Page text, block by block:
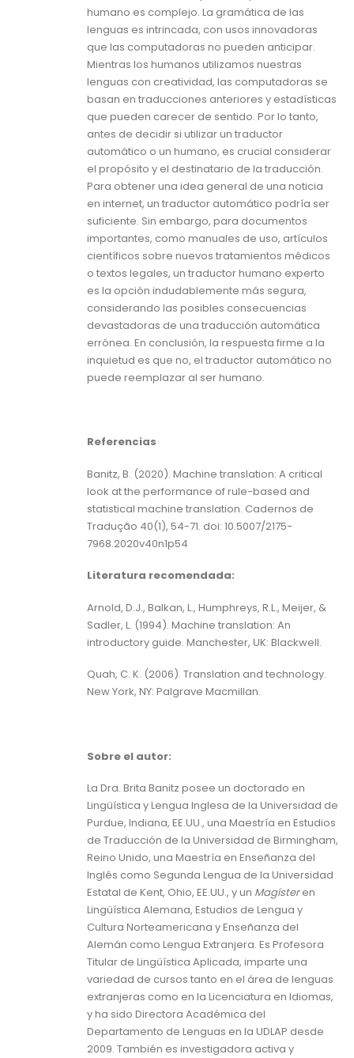
humano es complejo. La gramática de las
lenguas es intrincada, con usos innovadoras
que las computadoras no pueden anticipar.
Mientras los humanos utilizamos nuestras
lenguas con creatividad, las computadoras se
basan en traducciones anteriores y estadísticas
que pueden carecer de sentido. Por lo tanto,
antes de decidir si utilizar un traductor
automático o un humano, es crucial considerar
el propósito y el destinatario de la traducción.
Para obtener una idea general de una noticia
en internet, un traductor automático podría ser
suficiente. Sin embargo, para documentos
importantes, como manuales de uso, artículos
científicos sobre nuevos tratamientos médicos
o textos legales, un traductor humano experto
es la opción indudablemente más segura,
considerando las posibles consecuencias
devastadoras de una traducción automática
errónea. En conclusión, la respuesta firme a la
inquietud es que no, el traductor automático no
puede reemplazar al ser humano.
Referencias
Banitz, B. (2020). Machine translation: A critical
look at the performance of rule-based and
statistical machine translation. Cadernos de
Tradução 40(1), 54-71. doi: 10.5007/2175-
7968.2020v40n1p54
Literatura recomendada:
Arnold, D.J., Balkan, L., Humphreys, R.L., Meijer, &
Sadler, L. (1994). Machine translation: An
introductory guide. Manchester, UK: Blackwell.
Quah, C. K. (2006). Translation and technology.
New York, NY: Palgrave Macmillan.
Sobre el autor:
La Dra. Brita Banitz posee un doctorado en
Lingüística y Lengua Inglesa de la Universidad de
Purdue, Indiana, EE.UU., una Maestría en Estudios
de Traducción de la Universidad de Birmingham,
Reino Unido, una Maestría en Enseñanza del
Inglés como Segunda Lengua de la Universidad
Estatal de Kent, Ohio, EE.UU., y un Magísteren
Lingüística Alemana, Estudios de Lengua y
Cultura Norteamericana y Enseñanza del
Alemán como Lengua Extranjera. Es Profesora
Titular de Lingüística Aplicada, imparte una
variedad de cursos tanto en el área de lenguas
extranjeras como en la Licenciatura en Idiomas,
y ha sido Directora Académica del
Departamento de Lenguas en la UDLAP desde
2009. También es investigadora activa y